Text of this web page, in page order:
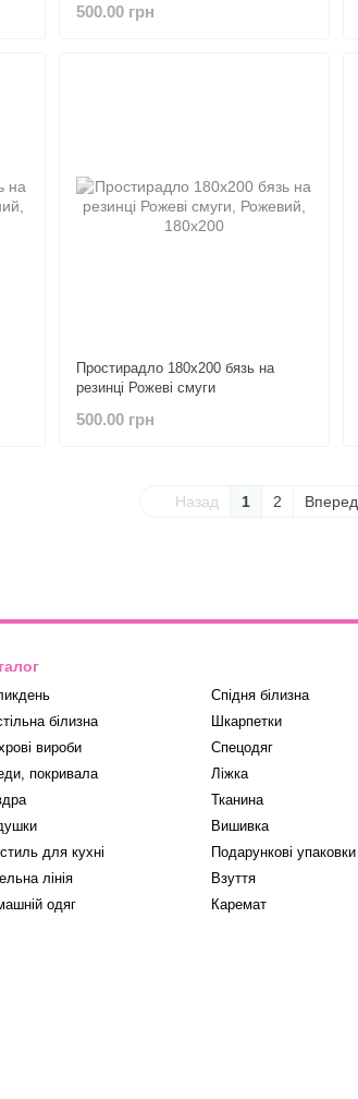
500.00 грн
Простирадло 180х200 бязь на
резинці Рожеві смуги
500.00 грн
Назад 1 2 Вперед
білизна
вироби
покривала
для кухні
лінія
одяг
Спідня білизна
Шкарпетки
Спецодяг
Ліжка
Тканина
Вишивка
Подарункові упаковки
Взуття
Каремат